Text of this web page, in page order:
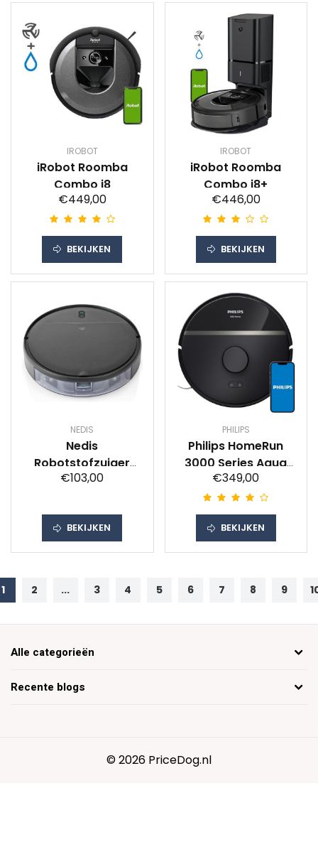
IROBOT
iRobot Roomba
Combo i8
€449,00
BEKIJKEN
IROBOT
iRobot Roomba
Combo i8+
€446,00
BEKIJKEN
NEDIS
Nedis
Robotstofzuiger
Robot stofzuiger
€103,00
BEKIJKEN
PHILIPS
Philips HomeRun
3000 Series Aqua
XU3000/01
€349,00
BEKIJKEN
1 2 ... 3 4 5 6 7 8 9
Recente blogs
Alle categorieën
© 2026 PriceDog.nl